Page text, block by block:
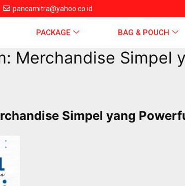
pancamitra@yahoo.co.id
PACKAGE BAG & POUCH
Merchandise Simpel
Simpel yang